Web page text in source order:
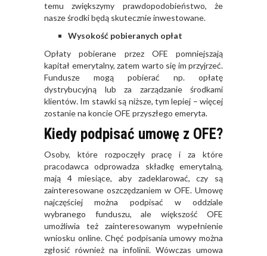
temu zwiększymy prawdopodobieństwo, że
nasze środki będą skutecznie inwestowane.
Wysokość pobieranych opłat
Opłaty pobierane przez OFE pomniejszają
kapitał emerytalny, zatem warto się im przyjrzeć.
Fundusze mogą pobierać np. opłatę
dystrybucyjną lub za zarządzanie środkami
klientów. Im stawki są niższe, tym lepiej – więcej
zostanie na koncie OFE przyszłego emeryta.
Kiedy podpisać umowę z OFE?
Osoby, które rozpoczęły pracę i za które
pracodawca odprowadza składkę emerytalną,
mają 4 miesiące, aby zadeklarować, czy są
zainteresowane oszczędzaniem w OFE. Umowę
najczęściej można podpisać w oddziale
wybranego funduszu, ale większość OFE
umożliwia też zainteresowanym wypełnienie
wniosku online. Chęć podpisania umowy można
zgłosić również na infolinii. Wówczas umowa